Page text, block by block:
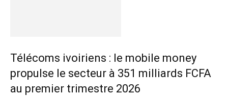
Télécoms ivoiriens : le mobile money
propulse le secteur à 351 milliards FCFA
au premier trimestre 2026